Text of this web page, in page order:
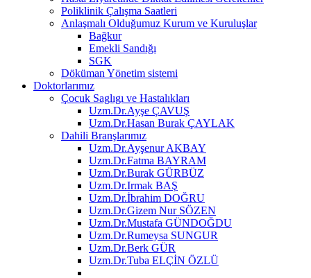
Poliklinik Çalışma Saatleri
Anlaşmalı Olduğumuz Kurum ve Kuruluşlar
Bağkur
Emekli Sandığı
SGK
Döküman Yönetim sistemi
Doktorlarımız
Çocuk Saglıgı ve Hastalıkları
Uzm.Dr.Ayşe ÇAVUŞ
Uzm.Dr.Hasan Burak ÇAYLAK
Dahili Branşlarımız
Uzm.Dr.Ayşenur AKBAY
Uzm.Dr.Fatma BAYRAM
Uzm.Dr.Burak GÜRBÜZ
Uzm.Dr.Irmak BAŞ
Uzm.Dr.İbrahim DOĞRU
Uzm.Dr.Gizem Nur SÖZEN
Uzm.Dr.Mustafa GÜNDOĞDU
Uzm.Dr.Rumeysa SUNGUR
Uzm.Dr.Berk GÜR
Uzm.Dr.Tuba ELÇİN ÖZLÜ